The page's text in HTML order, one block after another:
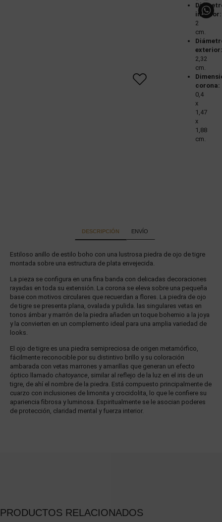
interior:
2
cm.
2,32
cm.
corona:
0,4
x
1,47
x
1,88
cm.
DESCRIPCIÓN ENVÍO
Estiloso anillo de estilo boho con una lustrosa piedra de ojo de tigre
montada sobre una estructura de plata envejecida.
La pieza se configura en una fina banda con delicadas decoraciones
rayadas en toda su extensión. La corona se eleva sobre una pequeña
base con motivos circulares que recuerdan a flores. La piedra de ojo
de tigre se presenta plana, ovalada y pulida. las singulares vetas en
tonos ámbar y marrón de la piedra añaden un toque bohemio a la joya
y la convierten en un complemento ideal para una amplia variedad de
looks.
El ojo de tigre es una piedra semipreciosa de origen metamórfico,
fácilmente reconocible por su distintivo brillo y su coloración
ambarada con vetas marrones y amarillas que generan un efecto
óptico llamado chatoyance, similar al reflejo de la luz en el iris de un
tigre, de ahí el nombre de la piedra. Está compuesto principalmente de
cuarzo con inclusiones de limonita y crocidolita, lo que le confiere su
apariencia fibrosa y luminosa. Espiritualmente se le asocian poderes
de protección, claridad mental y fuerza interior.
PRODUCTOS RELACIONADOS